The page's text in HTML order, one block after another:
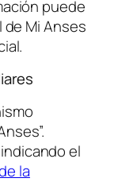
puede
Mi Anses
el
la